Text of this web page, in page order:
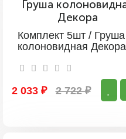
Комплект 5шт / Груша
колоновидная Декора
2 033 ₽ 2 722 ₽